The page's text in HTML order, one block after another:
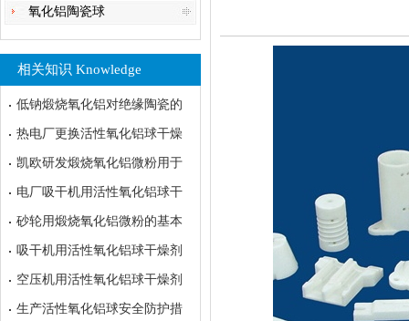
氧化铝陶瓷球
相关知识 Knowledge
低钠煅烧氧化铝对绝缘陶瓷的
热电厂更换活性氧化铝球干燥
凯欧研发煅烧氧化铝微粉用于
电厂吸干机用活性氧化铝球干
砂轮用煅烧氧化铝微粉的基本
吸干机用活性氧化铝球干燥剂
空压机用活性氧化铝球干燥剂
生产活性氧化铝球安全防护措